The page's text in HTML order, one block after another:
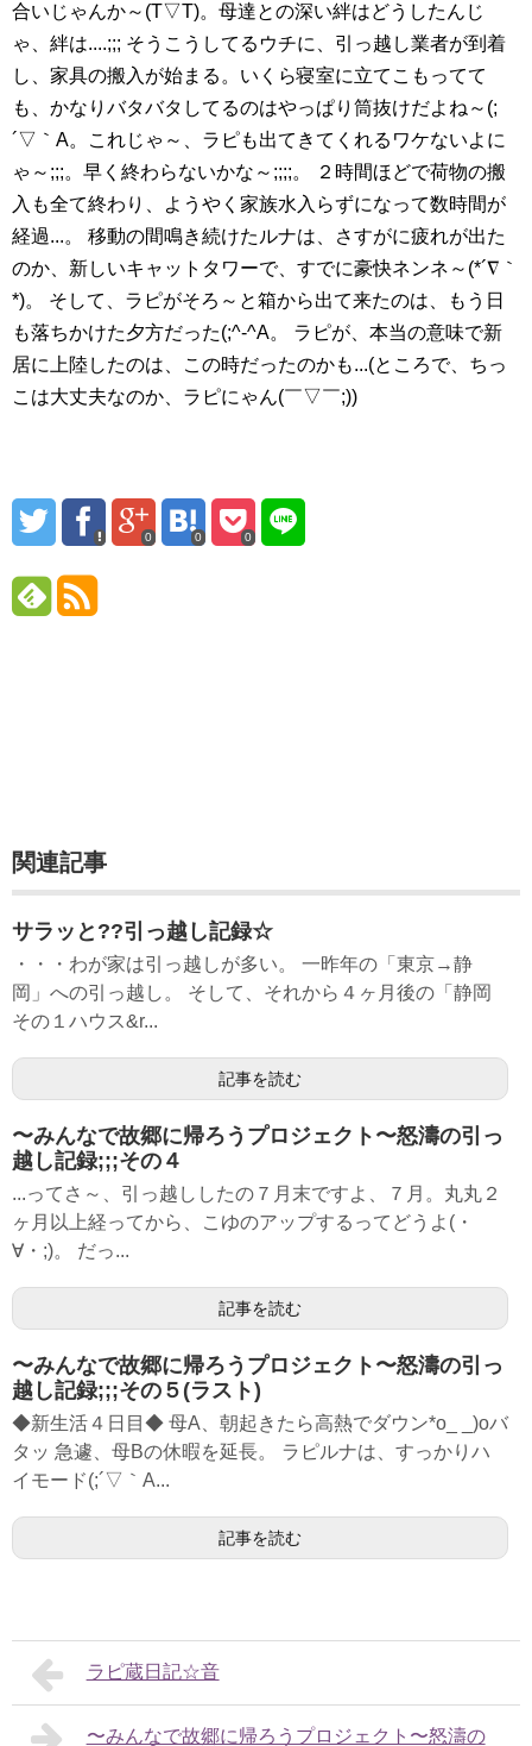
合いじゃんか～(T▽T)。母達との深い絆はどうしたんじ
ゃ、絆は....;;; そうこうしてるウチに、引っ越し業者が到着
し、家具の搬入が始まる。いくら寝室に立てこもってて
も、かなりバタバタしてるのはやっぱり筒抜けだよね～(;
´▽｀A。これじゃ～、ラピも出てきてくれるワケないよに
ゃ～;;;。早く終わらないかな～;;;;。 ２時間ほどで荷物の搬
入も全て終わり、ようやく家族水入らずになって数時間が
経過...。 移動の間鳴き続けたルナは、さすがに疲れが出た
のか、新しいキャットタワーで、すでに豪快ネンネ～(*´∇｀
*)。 そして、ラピがそろ～と箱から出て来たのは、もう日
も落ちかけた夕方だった(;^-^A。 ラピが、本当の意味で新
居に上陸したのは、この時だったのかも...(ところで、ちっ
こは大丈夫なのか、ラピにゃん(￣▽￣;))
0 0 0
関連記事
サラッと??引っ越し記録☆
・・・わが家は引っ越しが多い。 一昨年の「東京→静
岡」への引っ越し。 そして、それから４ヶ月後の「静岡
その１ハウス&r...
記事を読む
〜みんなで故郷に帰ろうプロジェクト〜怒濤の引っ
越し記録;;;その４
...ってさ～、引っ越ししたの７月末ですよ、７月。丸丸２
ヶ月以上経ってから、こゆのアップするってどうよ(・
∀・;)。 だっ...
記事を読む
〜みんなで故郷に帰ろうプロジェクト〜怒濤の引っ
越し記録;;;その５(ラスト)
◆新生活４日目◆ 母A、朝起きたら高熱でダウン*o_ _)oバ
タッ 急遽、母Bの休暇を延長。 ラピルナは、すっかりハ
イモード(;´▽｀A...
記事を読む
ラピ蔵日記☆音
〜みんなで故郷に帰ろうプロジェクト〜怒濤の